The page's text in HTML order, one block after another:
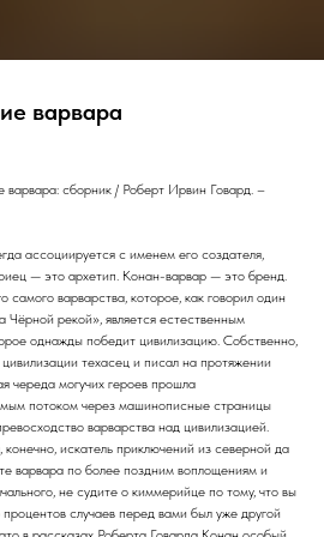
варвара
сборник / Роберт Ирвин Говард. –
ассоциируется с именем его создателя,
— это архетип. Конан-варвар — это бренд.
самого варварства, которое, как говорил один
Чёрной рекой», является естественным
однажды победит цивилизацию. Собственно,
техасец и писал на протяжении
череда могучих героев прошла
потоком через машинописные страницы
варварства над цивилизацией.
искатель приключений из северной да
варвара по более поздним воплощениям и
не судите о киммерийце по тому, что вы
случаев перед вами был уже другой